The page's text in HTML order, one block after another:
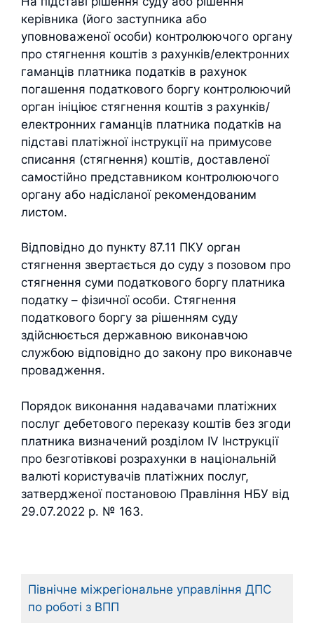
керівника (його заступника або
уповноваженої особи) контролюючого органу
про стягнення коштів з рахунків/електронних
гаманців платника податків в рахунок
погашення податкового боргу контролюючий
орган ініціює стягнення коштів з рахунків/
електронних гаманців платника податків на
підставі платіжної інструкції на примусове
списання (стягнення) коштів, доставленої
самостійно представником контролюючого
органу або надісланої рекомендованим
листом.
Відповідно до пункту 87.11 ПКУ орган
стягнення звертається до суду з позовом про
стягнення суми податкового боргу платника
податку – фізичної особи. Стягнення
податкового боргу за рішенням суду
здійснюється державною виконавчою
службою відповідно до закону про виконавче
провадження.
Порядок виконання надавачами платіжних
послуг дебетового переказу коштів без згоди
платника визначений розділом IV Інструкції
про безготівкові розрахунки в національній
валюті користувачів платіжних послуг,
затвердженої постановою Правління НБУ від
29.07.2022 р. № 163.
Північне міжрегіональне управління ДПС
по роботі з ВПП